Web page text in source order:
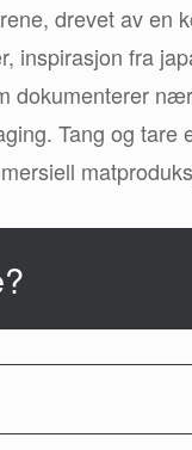
drevet av en
inspirasjon fra
dokumenterer
Tang og tare